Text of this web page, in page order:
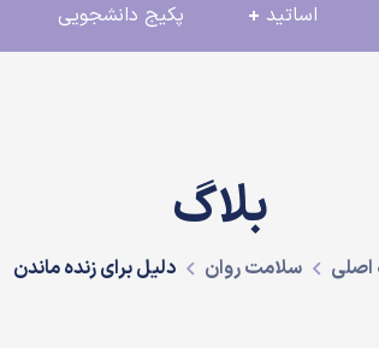
اساتید پکیج دانشجویی
بلاگ
سلامت روان دلیل برای زنده ماندن